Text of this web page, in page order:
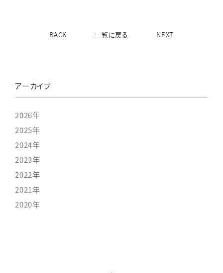
BACK 一覧に戻る NEXT
アーカイブ
2026年
2025年
2024年
2023年
2022年
2021年
2020年